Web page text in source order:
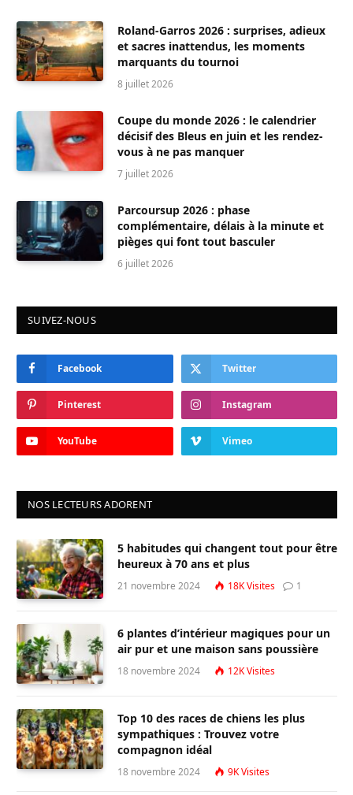
Roland-Garros 2026 : surprises, adieux
et sacres inattendus, les moments
marquants du tournoi
8 juillet 2026
Coupe du monde 2026 : le calendrier
décisif des Bleus en juin et les rendez-
vous à ne pas manquer
7 juillet 2026
Parcoursup 2026 : phase
complémentaire, délais à la minute et
pièges qui font tout basculer
6 juillet 2026
SUIVEZ-NOUS
Facebook Twitter
Pinterest Instagram
YouTube Vimeo
NOS LECTEURS ADORENT
5 habitudes qui changent tout pour être
heureux à 70 ans et plus
21 novembre 2024 18KVisites 1
6 plantes d’intérieur magiques pour un
air pur et une maison sans poussière
18 novembre 2024 12KVisites
Top 10 des races de chiens les plus
sympathiques : Trouvez votre
compagnon idéal
18 novembre 2024 9KVisites